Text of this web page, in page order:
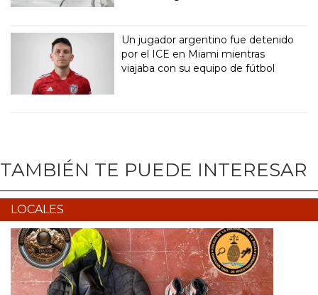
Un jugador argentino fue detenido
por el ICE en Miami mientras
viajaba con su equipo de fútbol
TAMBIÉN TE PUEDE INTERESAR
LOCALES